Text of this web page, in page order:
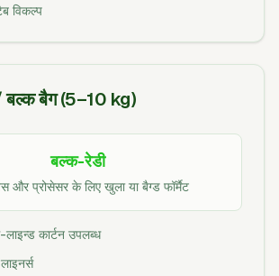
विकल्प
बल्क बैग (5–10 kg)
बल्क-रेडी
और प्रोसेसर के लिए खुला या बैग्ड फॉर्मैट
कार्टन उपलब्ध